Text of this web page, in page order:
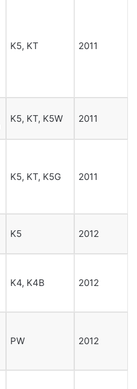
K5, KT 2011
K5, KT, K5W 2011
K5, KT, K5G 2011
K5 2012
K4, K4B 2012
PW 2012